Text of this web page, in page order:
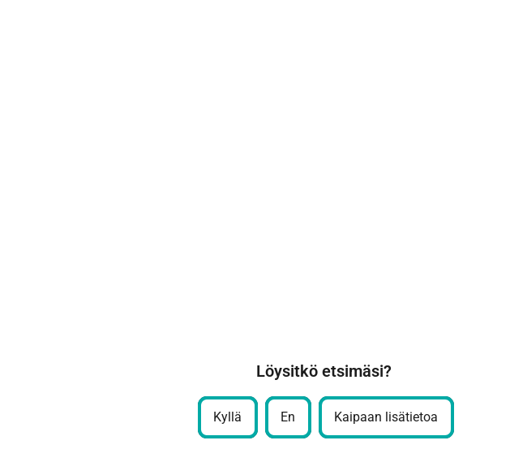
Löysitkö etsimäsi?
Kyllä En Kaipaan lisätietoa